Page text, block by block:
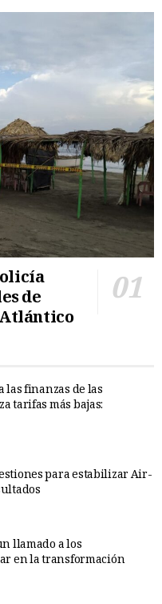
de
finanzas de las
tarifas más bajas:
para estabilizar Air-
llamado a los
en la transformación